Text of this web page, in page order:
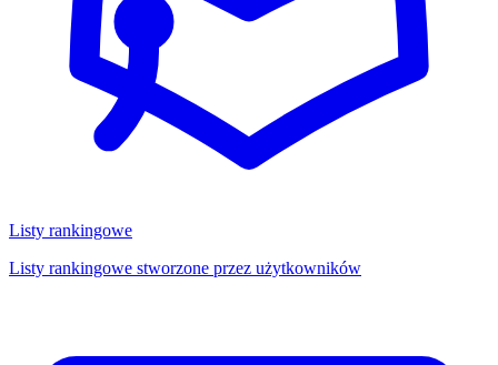
Listy rankingowe
Listy rankingowe stworzone przez użytkowników